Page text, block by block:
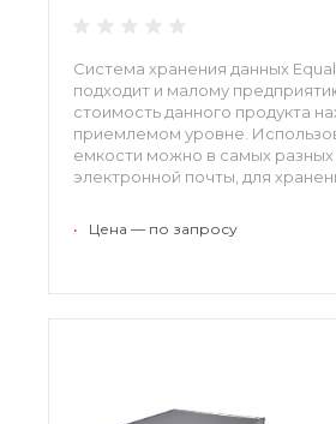
Система хранения данных
подходит и малому
стоимость данного продукта
приемлемом уровне.
емкости можно в самых разных
электронной почты, для
• Цена — по запросу